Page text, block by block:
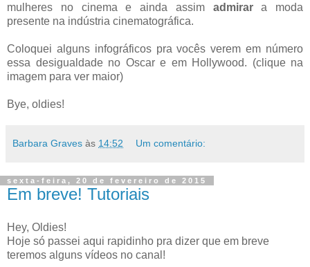
mulheres no cinema e ainda assim admirara moda
presente na indústria cinematográfica.
Coloquei alguns infográficos pra vocês verem em número
essa desigualdade no Oscar e em Hollywood. (clique na
imagem para ver maior)
Bye, oldies!
Barbara Graves às 14:52 Um comentário:
sexta-feira, 20 de fevereiro de 2015
Em breve! Tutoriais
Hey, Oldies!
Hoje só passei aqui rapidinho pra dizer que em breve
teremos alguns vídeos no canal!